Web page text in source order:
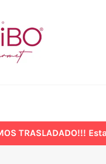
TRASLADADO!!!